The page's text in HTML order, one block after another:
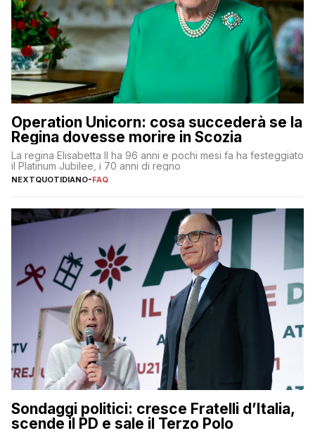
Operation Unicorn: cosa succederà se la
Regina dovesse morire in Scozia
La regina Elisabetta II ha 96 anni e pochi mesi fa ha festeggiato
il Platinum Jubilee, i 70 anni di regno
NEXTQUOTIDIANO-FAQ
Sondaggi politici: cresce Fratelli d’Italia,
scende il PD e sale il Terzo Polo